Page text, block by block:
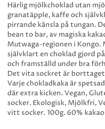
Härlig mjölkchoklad utan
granatäpple, kaffe och
pirrande känsla på tungan.
bean to bar, av magiska
Mutwaga-regionen i Kongo.
självklart en choklad gjord
och framställd under bra
Det vita sockret är
Varje chokladkaka är
där extra kicken. Vegan,
socker. Ekologisk, Mjölkfri,
vitt socker. 100g. 60%